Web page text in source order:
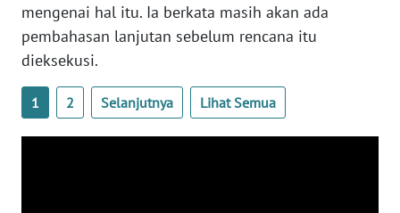
mengenai hal itu. Ia berkata masih akan ada
pembahasan lanjutan sebelum rencana itu
dieksekusi.
1 2 Selanjutnya Lihat Semua
WN
BABEL
SUMBAR